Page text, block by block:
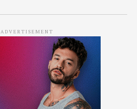
ADVERTISEMENT